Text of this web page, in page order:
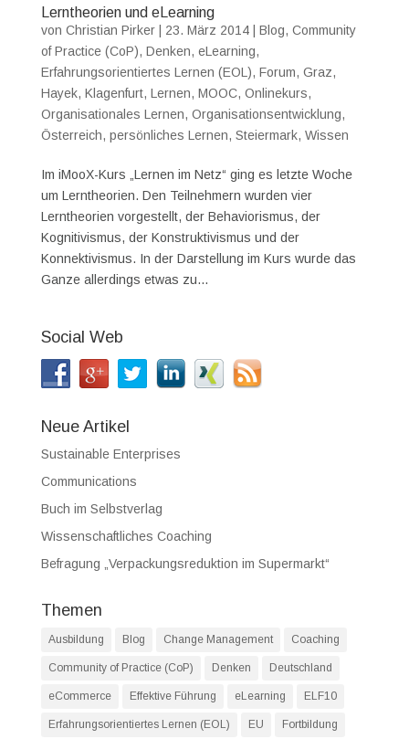
Lerntheorien und eLearning
von Christian Pirker| 23. März 2014| Blog, Community
of Practice (CoP), Denken, eLearning,
Erfahrungsorientiertes Lernen (EOL), Forum, Graz,
Hayek, Klagenfurt, Lernen, MOOC, Onlinekurs,
Organisationales Lernen, Organisationsentwicklung,
Österreich, persönliches Lernen, Steiermark, Wissen
Im iMooX-Kurs „Lernen im Netz“ ging es letzte Woche
um Lerntheorien. Den Teilnehmern wurden vier
Lerntheorien vorgestellt, der Behaviorismus, der
Kognitivismus, der Konstruktivismus und der
Konnektivismus. In der Darstellung im Kurs wurde das
Ganze allerdings etwas zu...
Social Web
Neue Artikel
Sustainable Enterprises
Communications
Buch im Selbstverlag
Wissenschaftliches Coaching
Befragung „Verpackungsreduktion im Supermarkt“
Themen
Ausbildung Blog Change Management Coaching
Community of Practice (CoP) Denken Deutschland
eCommerce Effektive Führung eLearning ELF10
Erfahrungsorientiertes Lernen (EOL) EU Fortbildung